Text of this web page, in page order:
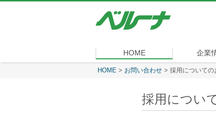
式
ベ
ル
ー
HOME 企業
社長メッセ
会社概要
経営理念
沿革
組織図
事業内容
役員一覧
所在地
現在表示しているページ
HOME > お問い合わせ > 採用についての
採用につい